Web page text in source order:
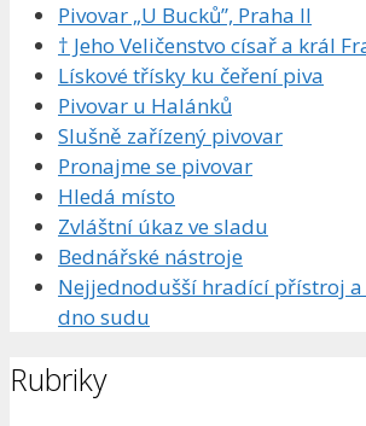
Pivovar „U Bucků”, Praha II
† Jeho Veličenstvo císař a král
Lískové třísky ku čeření piva
Pivovar u Halánků
Slušně zařízený pivovar
Pronajme se pivovar
Hledá místo
Zvláštní úkaz ve sladu
Bednářské nástroje
Nejjednodušší hradící přístroj
dno sudu
Rubriky